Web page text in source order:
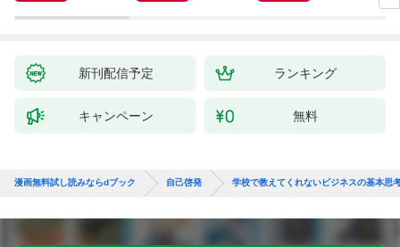
新刊配信予定 ランキング
キャンペーン 無料
漫画無料試し読みならdブック 自己啓発 学校で教えてくれないビジネスの基本思